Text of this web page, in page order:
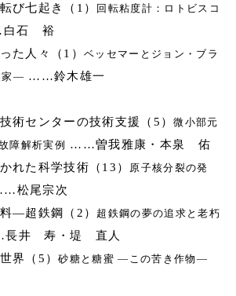
七起き（1）
回転粘度計：ロトビスコ
石 裕
人々（1） ベッセマーとジョン・ブラ
家― ……鈴木雄一
センターの技術支援（5）微小部元
障解析実例
……曽我雅康・本泉 佑
た科学技術（13）
原子核分裂の発
松尾宗次
超鉄鋼（2） 超鉄鋼の夢の追求と老朽
井 寿・堤 直人
界（5）砂糖と糖蜜 ―この苦き作物―